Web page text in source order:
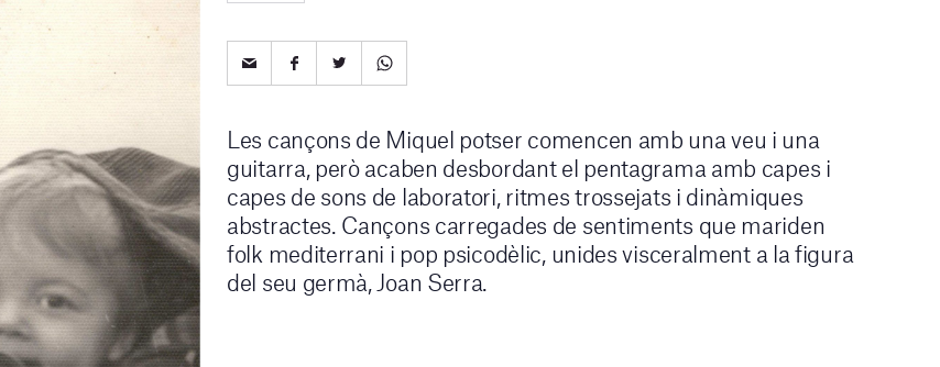
Les cançons de Miquel potser comencen amb una veu i una
guitarra, però acaben desbordant el pentagrama amb capes i
capes de sons de laboratori, ritmes trossejats i dinàmiques
abstractes. Cançons carregades de sentiments que mariden
folk mediterrani i pop psicodèlic, unides visceralment a la figura
del seu germà, Joan Serra.